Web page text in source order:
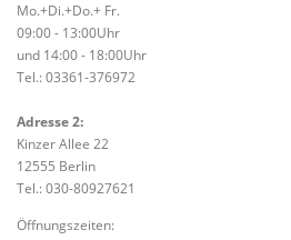
Mo.+Di.+Do.+ Fr.
09:00 - 13:00Uhr
und 14:00 - 18:00Uhr
Tel.: 03361-376972
Adresse 2:
Kinzer Allee 22
12555 Berlin
Tel.: 030-80927621
Öffnungszeiten: